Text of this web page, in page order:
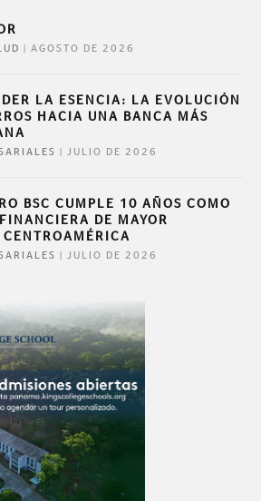
AGOSTO DE 2026
LA ESENCIA: LA EVOLUCIÓN
HACIA UNA BANCA MÁS
JULIO DE 2026
BSC CUMPLE 10 AÑOS COMO
DE MAYOR
JULIO DE 2026